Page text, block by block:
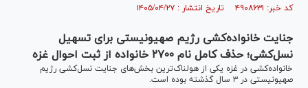
کد خبر: ۴۹۰۸۶۳۱ تاریخ انتشار : ۱۴۰۵/۰۴/۲۷
جنایت خانواده‌کشی رژیم صهیونیستی برای تسهیل
نسل‌کشی؛ حذف کامل نام ۲۷۰۰ خانواده از ثبت احوال غزه
خانواده‌کشی در غزه یکی از هولناک‌ترین بخش‌های جنایت نسل‌کشی رژیم
صهیونیستی در ۳ سال گذشته بوده است.